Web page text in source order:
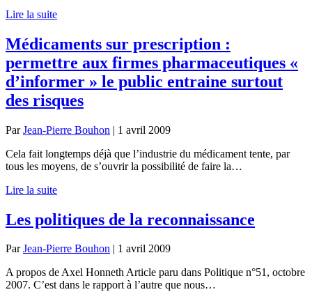
Lire la suite
Médicaments sur prescription :
permettre aux firmes pharmaceutiques «
d’informer » le public entraine surtout
des risques
ParJean-Pierre Bouhon | 1 avril 2009
Cela fait longtemps déjà que l’industrie du médicament tente, par
tous les moyens, de s’ouvrir la possibilité de faire la…
Lire la suite
Les politiques de la reconnaissance
ParJean-Pierre Bouhon
1 avril 2009
A propos de Axel Honneth Article paru dans Politique n°51, octobre
2007. C’est dans le rapport à l’autre que nous…